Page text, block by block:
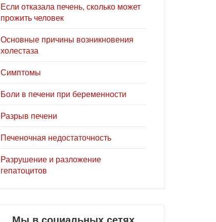
Если отказала печень, сколько может
прожить человек
Основные причины возникновения
холестаза
Симптомы
Боли в печени при беременности
Разрыв печени
Печеночная недостаточность
Разрушение и разложение
гепатоцитов